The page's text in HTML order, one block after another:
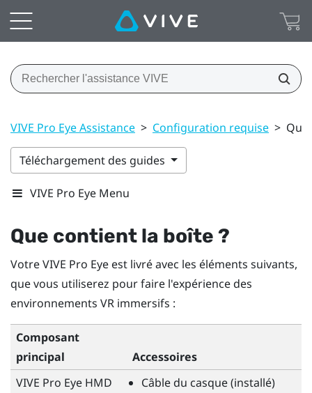
VIVE Pro Eye Assistance > Configuration requise >
Téléchargement des guides
VIVE Pro Eye Menu
Que contient la boîte ?
VotreVIVE Pro Eye est livré avec les éléments suivants,
que vous utiliserez pour faire l'expérience des
environnements VR immersifs :
Composant
principal
Accessoires
VIVE Pro Eye HMD
Câble du casque (installé)